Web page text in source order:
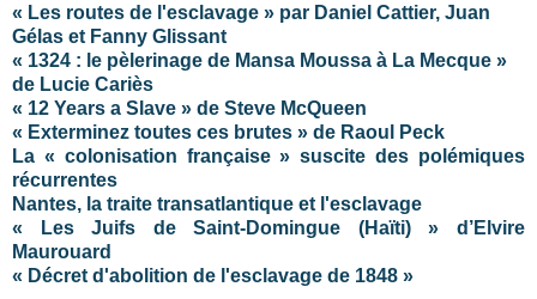
« Les routes de l'esclavage » par Daniel Cattier, Juan
Gélas et Fanny Glissant
« 1324 : le pèlerinage de Mansa Moussa à La Mecque »
de Lucie Cariès
« 12 Years a Slave » de Steve McQueen
« Exterminez toutes ces brutes » de Raoul Peck
La « colonisation française » suscite des polémiques
récurrentes
Nantes, la traite transatlantique et l'esclavage
« Les Juifs de Saint-Domingue (Haïti) » d’Elvire
Maurouard
« Décret d'abolition de l'esclavage de 1848 »